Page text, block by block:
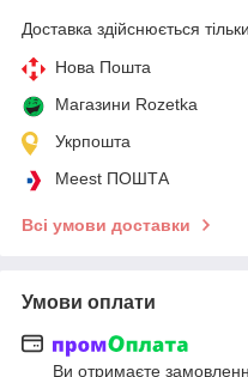
Доставка здійснюється
Нова Пошта
Магазини Rozetka
Укрпошта
Meest ПОШТА
Всі умови доставки
Умови оплати
Ви отримаєте